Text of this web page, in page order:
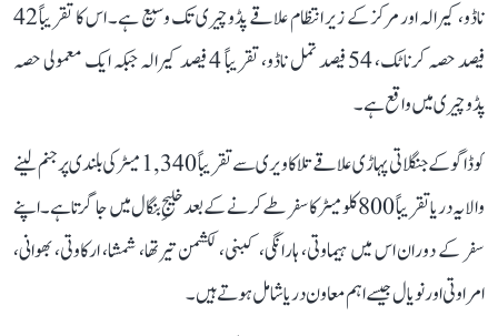
ناڈو، کیرالہ اور مرکز کے زیر انتظام علاقے پڈوچیری تک وسیع ہے۔ اس کا تقریباً 42
فیصد حصہ کرناٹک، 54 فیصد تمل ناڈو، تقریباً 4 فیصد کیرالہ جبکہ ایک معمولی حصہ
پڈوچیری میں واقع ہے۔
کوڈاگو کے جنگلاتی پہاڑی علاقے تلاکاویری سے تقریباً 1,340 میٹر کی بلندی پر جنم لینے
والا یہ دریا تقریباً 800 کلومیٹر کا سفر طے کرنے کے بعد خلیجِ بنگال میں جا گرتا ہے۔ اپنے
سفر کے دوران اس میں ہیماوتی، ہارانگی، کبنی، لکشمن تیرتھا، شمشا، ارکاوتی، بھوانی،
امراوتی اور نویال جیسے اہم معاون دریا شامل ہوتے ہیں۔